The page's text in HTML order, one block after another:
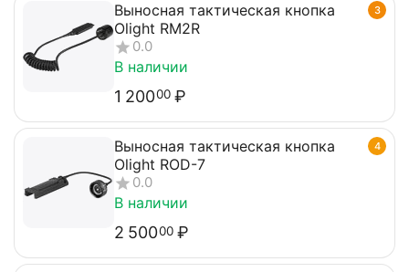
3
Выносная тактическая кнопка
Olight RM2R
0.0
В наличии
1 20000 ₽
4
Выносная тактическая кнопка
Olight ROD-7
0.0
В наличии
2 50000 ₽